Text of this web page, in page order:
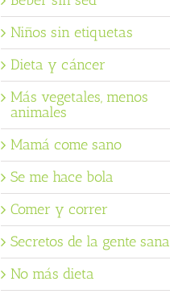
Niños sin etiquetas
Dieta y cáncer
Más vegetales, menos
animales
Mamá come sano
Se me hace bola
Comer y correr
Secretos de la gente sana
No más dieta